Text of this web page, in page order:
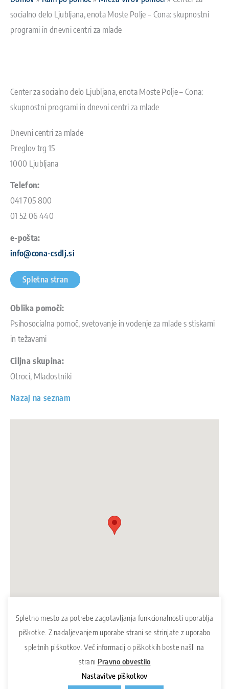
socialno delo Ljubljana, enota Moste Polje – Cona: skupnostni
programi in dnevni centri za mlade
Center za socialno delo Ljubljana, enota Moste Polje – Cona:
skupnostni programi in dnevni centri za mlade
Dnevni centri za mlade
Preglov trg 15
1000 Ljubljana
Telefon:
041 705 800
01 52 06 440
e-pošta:
info@cona-csdlj.si
Spletna stran
Oblika pomoči:
Psihosocialna pomoč, svetovanje in vodenje za mlade s stiskami
in težavami
Ciljna skupina:
Otroci, Mladostniki
Nazaj na seznam
Spletno mesto za potrebe zagotavljanja funkcionalnosti uporablja
piškotke. Z nadaljevanjem uporabe strani se strinjate z uporabo
spletnih piškotkov. Več informacij o piškotkih boste našli na
strani Pravno obvestilo
Nastavitve piškotkov